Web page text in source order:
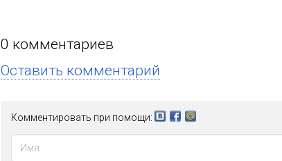
0 комментариев
Оставить комментарий
Комментировать при помощи: